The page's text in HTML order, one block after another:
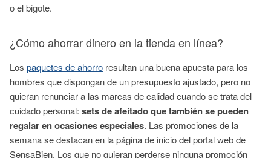
o el bigote.
¿Cómo ahorrar dinero en la tienda en línea?
Los paquetes de ahorro resultan una buena apuesta para los
hombres que dispongan de un presupuesto ajustado, pero no
quieran renunciar a las marcas de calidad cuando se trata del
cuidado personal: sets de afeitado que también se pueden
regalar en ocasiones especiales. Las promociones de la
semana se destacan en la página de inicio del portal web de
SensaBien. Los que no quieran perderse ninguna promoción